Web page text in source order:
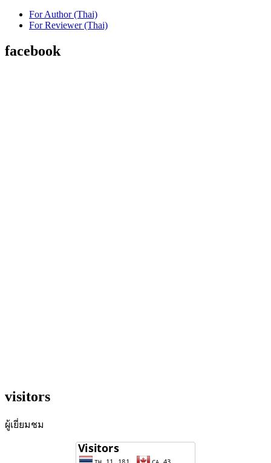
For Author (Thai)
For Reviewer (Thai)
facebook
visitors
ผู้เยี่ยมชม